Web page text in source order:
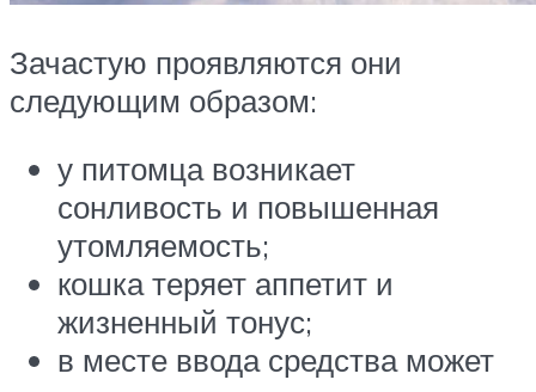
Зачастую проявляются они
следующим образом:
у питомца возникает
сонливость и повышенная
утомляемость;
кошка теряет аппетит и
жизненный тонус;
в месте ввода средства может